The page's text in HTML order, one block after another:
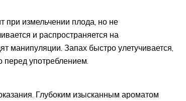
при измельчении плода, но не
и распространяется на
манипуляции. Запах быстро улетучивается,
перед употреблением.
Глубоким изысканным ароматом